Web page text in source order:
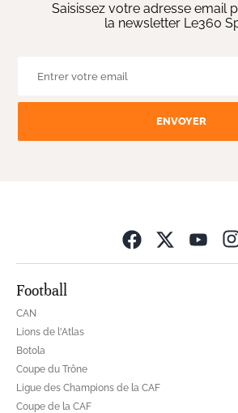
Saisissez votre adresse email
la newsletter Le360
ENVOYER
Football
CAN
Lions de l'Atlas
Botola
Coupe du Trône
Ligue des Champions de la CAF
Coupe de la CAF